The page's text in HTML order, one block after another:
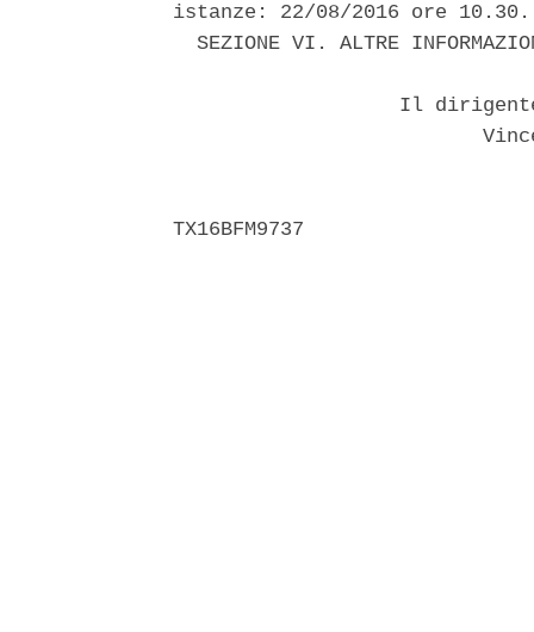
istanze: 22/08/2016 ore
SEZIONE VI. ALTRE
Il